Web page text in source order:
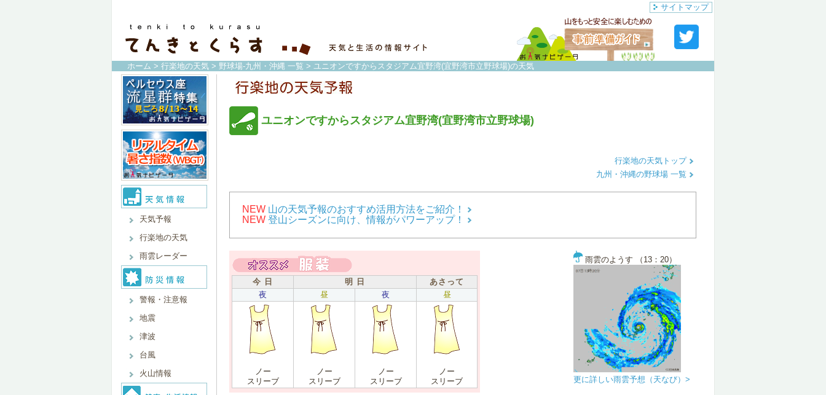
サイトマップ
ホーム > 行楽地の天気 > 野球場-九州・沖縄 一覧 > ユニオンですからスタジアム宜野湾(宜野湾市立野球場)の天気
天気予報
行楽地の天気
雨雲レーダー
警報・注意報
地震
津波
台風
火山情報
ユニオンですからスタジアム宜野湾(宜野湾市立野球場)
行楽地の天気トップ
九州・沖縄の野球場 一覧
NEW 山の天気予報のおすすめ活用方法をご紹介！
NEW 登山シーズンに向け、情報がパワーアップ！
今 日 明 日
あさって
夜
昼 夜 昼
ノー
スリーブ
ノー
スリーブ
ノー
スリーブ
ノー
スリーブ
雨雲のようす （13：20）
更に詳しい雨雲予想（天なび）>